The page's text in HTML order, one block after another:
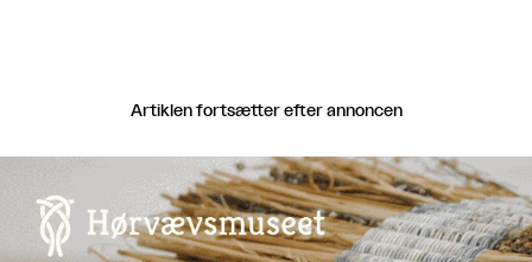
Artiklen fortsætter efter annoncen